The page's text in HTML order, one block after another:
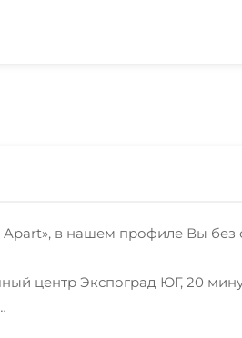
в нашем профиле Вы
центр Экспоград ЮГ, 20
аптека, пекарня,